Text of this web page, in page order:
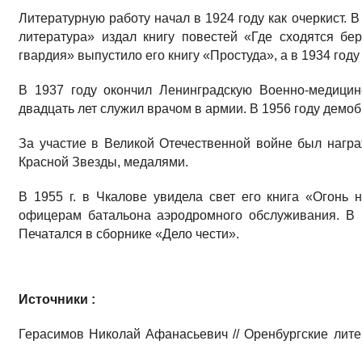
Литературную работу начал в 1924 году как очеркист.
литература» издал книгу повестей «Где сходятся
гвардия» выпустило его книгу «Простуда», а в 1934
В 1937 году окончил Ленинградскую Военно-
двадцать лет служил врачом в армии. В 1956 году
За участие в Великой Отечественной войне был
Красной Звезды, медалями.
В 1955 г. в Чкалове увидела свет его книга «Огонь
офицерам батальона аэродромного обслуживания.
Печатался в сборнике «Дело чести».
Источники :
Герасимов Николай Афанасьевич // Оренбургские